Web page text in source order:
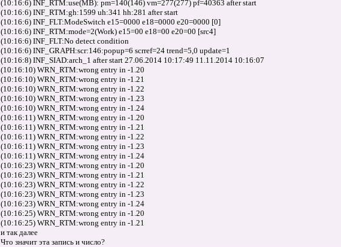
(10:16:6) INF_RTM:use(MB): pm=140(146) vm=277(277) pf=40363 after start
(10:16:6) INF_RTM:gh:1599 uh:341 hh:281 after start
(10:16:6) INF_FLT:ModeSwitch e15=0000 e18=0000 e20=0000 [0]
(10:16:6) INF_RTM:mode=2(Work) e15=00 e18=00 e20=00 [src4]
(10:16:6) INF_FLT:No detect condition
(10:16:6) INF_GRAPH:scr:146:popup=6 scrref=24 trend=5,0 update=1
(10:16:8) INF_SIAD:arch_1 after start 27.06.2014 10:17:49 11.11.2014 10:16:07
(10:16:10) WRN_RTM:wrong entry in -1.20
(10:16:10) WRN_RTM:wrong entry in -1.21
(10:16:10) WRN_RTM:wrong entry in -1.22
(10:16:10) WRN_RTM:wrong entry in -1.23
(10:16:10) WRN_RTM:wrong entry in -1.24
(10:16:11) WRN_RTM:wrong entry in -1.20
(10:16:11) WRN_RTM:wrong entry in -1.21
(10:16:11) WRN_RTM:wrong entry in -1.22
(10:16:11) WRN_RTM:wrong entry in -1.23
(10:16:11) WRN_RTM:wrong entry in -1.24
(10:16:23) WRN_RTM:wrong entry in -1.20
(10:16:23) WRN_RTM:wrong entry in -1.21
(10:16:23) WRN_RTM:wrong entry in -1.22
(10:16:23) WRN_RTM:wrong entry in -1.23
(10:16:23) WRN_RTM:wrong entry in -1.24
(10:16:25) WRN_RTM:wrong entry in -1.20
(10:16:25) WRN_RTM:wrong entry in -1.21
и так далее
Что значит эта запись и число?